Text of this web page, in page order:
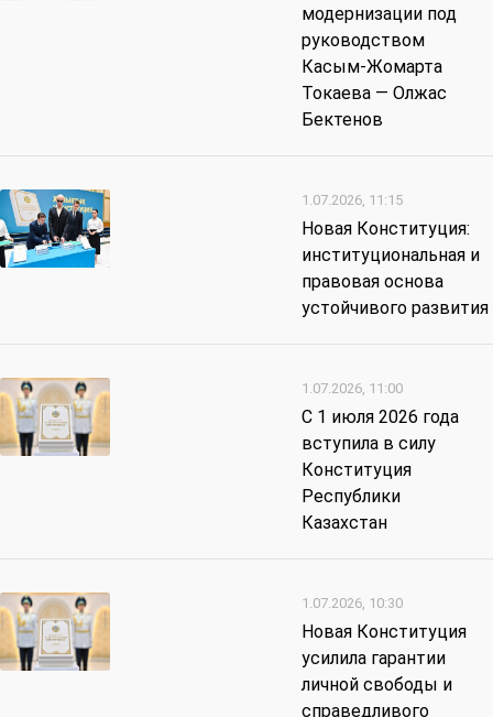
модернизации под
руководством
Касым-Жомарта
Токаева — Олжас
Бектенов
1.07.2026, 11:15
Новая Конституция:
институциональная и
правовая основа
устойчивого развития
1.07.2026, 11:00
С 1 июля 2026 года
вступила в силу
Конституция
Республики
Казахстан
1.07.2026, 10:30
Новая Конституция
усилила гарантии
личной свободы и
справедливого